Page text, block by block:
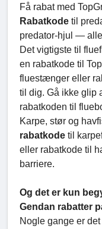
Få rabat med
Rabatkode til
predator-hjul —
Det vigtigste til
en rabatkode til
fluestænger eller
til dig. Gå ikke glip
rabatkoden til
Karpe, stør og
rabatkode til
eller rabatkode til
barriere.
Og det er kun
Gendan rabatter
Nogle gange er